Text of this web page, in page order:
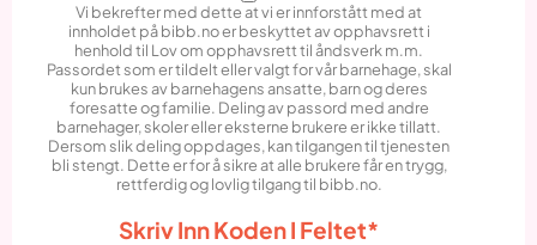
Vi bekrefter med dette at vi er innforstått med at
innholdet på bibb.no er beskyttet av opphavsrett i
henhold til Lov om opphavsrett til åndsverk m.m.
Passordet som er tildelt eller valgt for vår barnehage, skal
kun brukes av barnehagens ansatte, barn og deres
foresatte og familie. Deling av passord med andre
barnehager, skoler eller eksterne brukere er ikke tillatt.
Dersom slik deling oppdages, kan tilgangen til tjenesten
bli stengt. Dette er for å sikre at alle brukere får en trygg,
rettferdig og lovlig tilgang til bibb.no.
Skriv Inn Koden I Feltet*